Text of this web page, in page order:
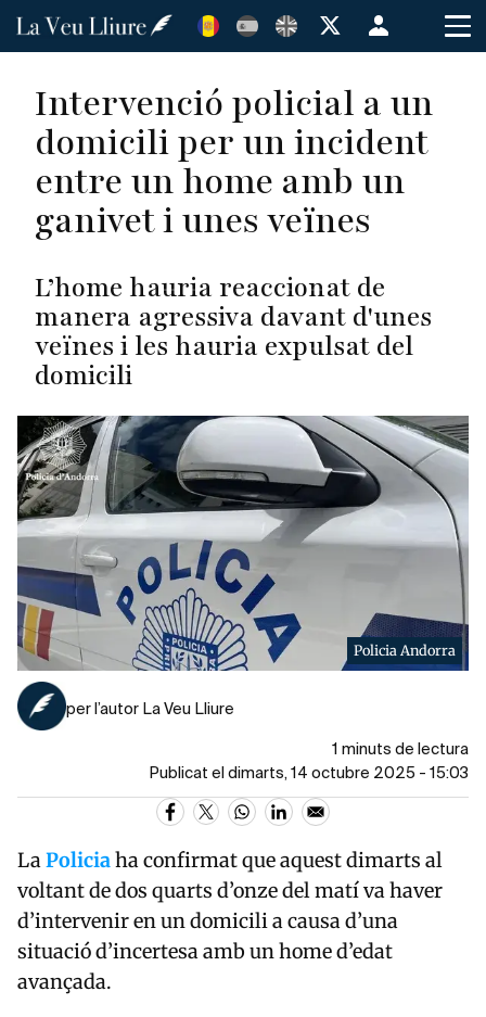
Vés
Menú
de
de
usuario
Intervenció policial a un
domicili per un incident
entre un home amb un
ganivet i unes veïnes
L’home hauria reaccionat de
manera agressiva davant d'unes
veïnes i les hauria expulsat del
domicili
Policia Andorra
per l’autor La Veu Lliure
1 minuts de lectura
Publicat el dimarts, 14 octubre 2025 - 15:03
La Policia ha confirmat que aquest dimarts al
voltant de dos quarts d’onze del matí va haver
d’intervenir en un domicili a causa d’una
situació d’incertesa amb un home d’edat
avançada.